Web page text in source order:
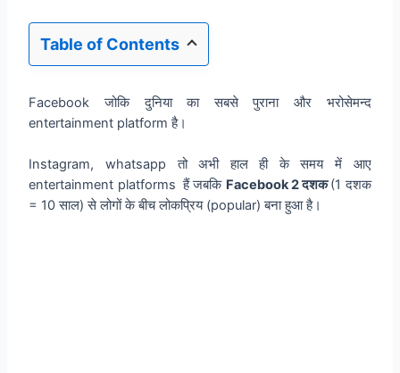
Table of Contents
Facebook जोकि दुनिया का सबसे पुराना और भरोसेमन्द
entertainment platform है।
Instagram, whatsapp तो अभी हाल ही के समय में आए
entertainment platforms हैं जबकि Facebook 2 दशक(1 दशक
= 10 साल) से लोगों के बीच लोकप्रिय (popular) बना हुआ है।